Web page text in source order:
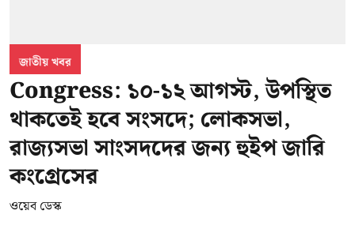
জাতীয় খবর
Congress: ১০-১২ আগস্ট, উপস্থিত
থাকতেই হবে সংসদে; লোকসভা,
রাজ্যসভা সাংসদদের জন্য হুইপ জারি
কংগ্রেসের
ওয়েব ডেস্ক